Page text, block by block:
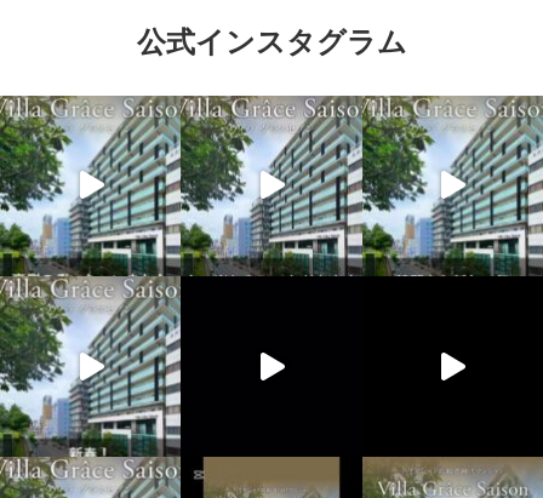
公式インスタグラム